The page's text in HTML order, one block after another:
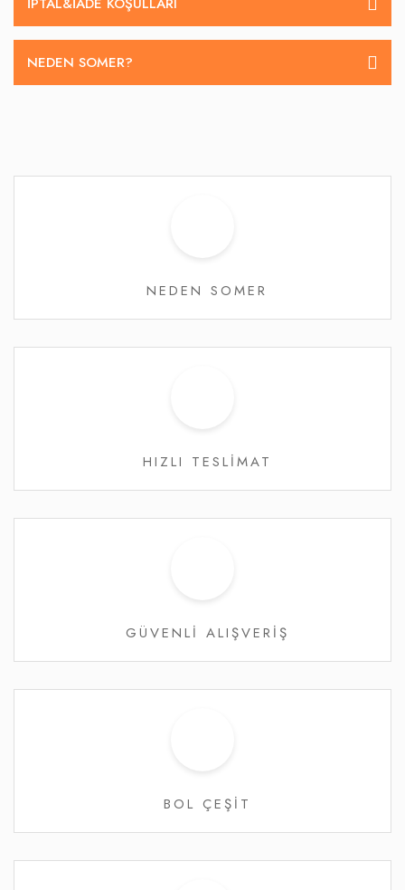
NEDEN SOMER?
NEDEN SOMER
HIZLI TESLİMAT
GÜVENLİ ALIŞVERİŞ
BOL ÇEŞİT